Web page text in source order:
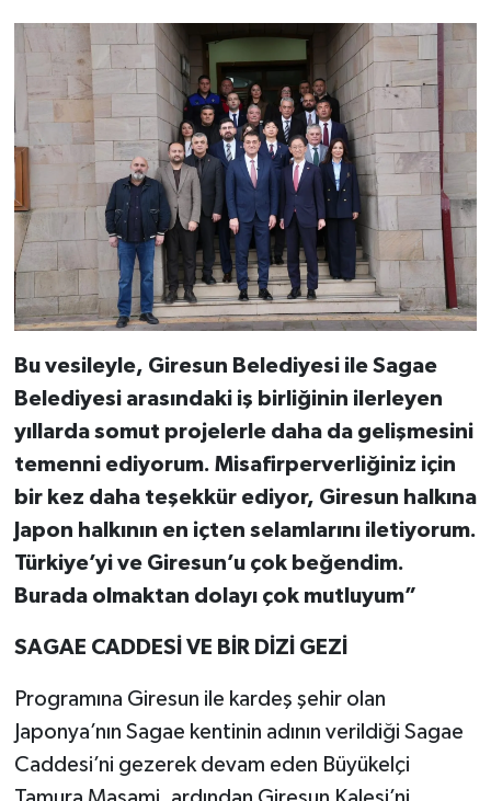
Bu vesileyle, Giresun Belediyesi ile Sagae
Belediyesi arasındaki iş birliğinin ilerleyen
yıllarda somut projelerle daha da gelişmesini
temenni ediyorum. Misafirperverliğiniz için
bir kez daha teşekkür ediyor, Giresun halkına
Japon halkının en içten selamlarını iletiyorum.
Türkiye’yi ve Giresun’u çok beğendim.
Burada olmaktan dolayı çok mutluyum”
SAGAE CADDESİ VE BİR DİZİ GEZİ
Programına Giresun ile kardeş şehir olan
Japonya’nın Sagae kentinin adının verildiği Sagae
Caddesi’ni gezerek devam eden Büyükelçi